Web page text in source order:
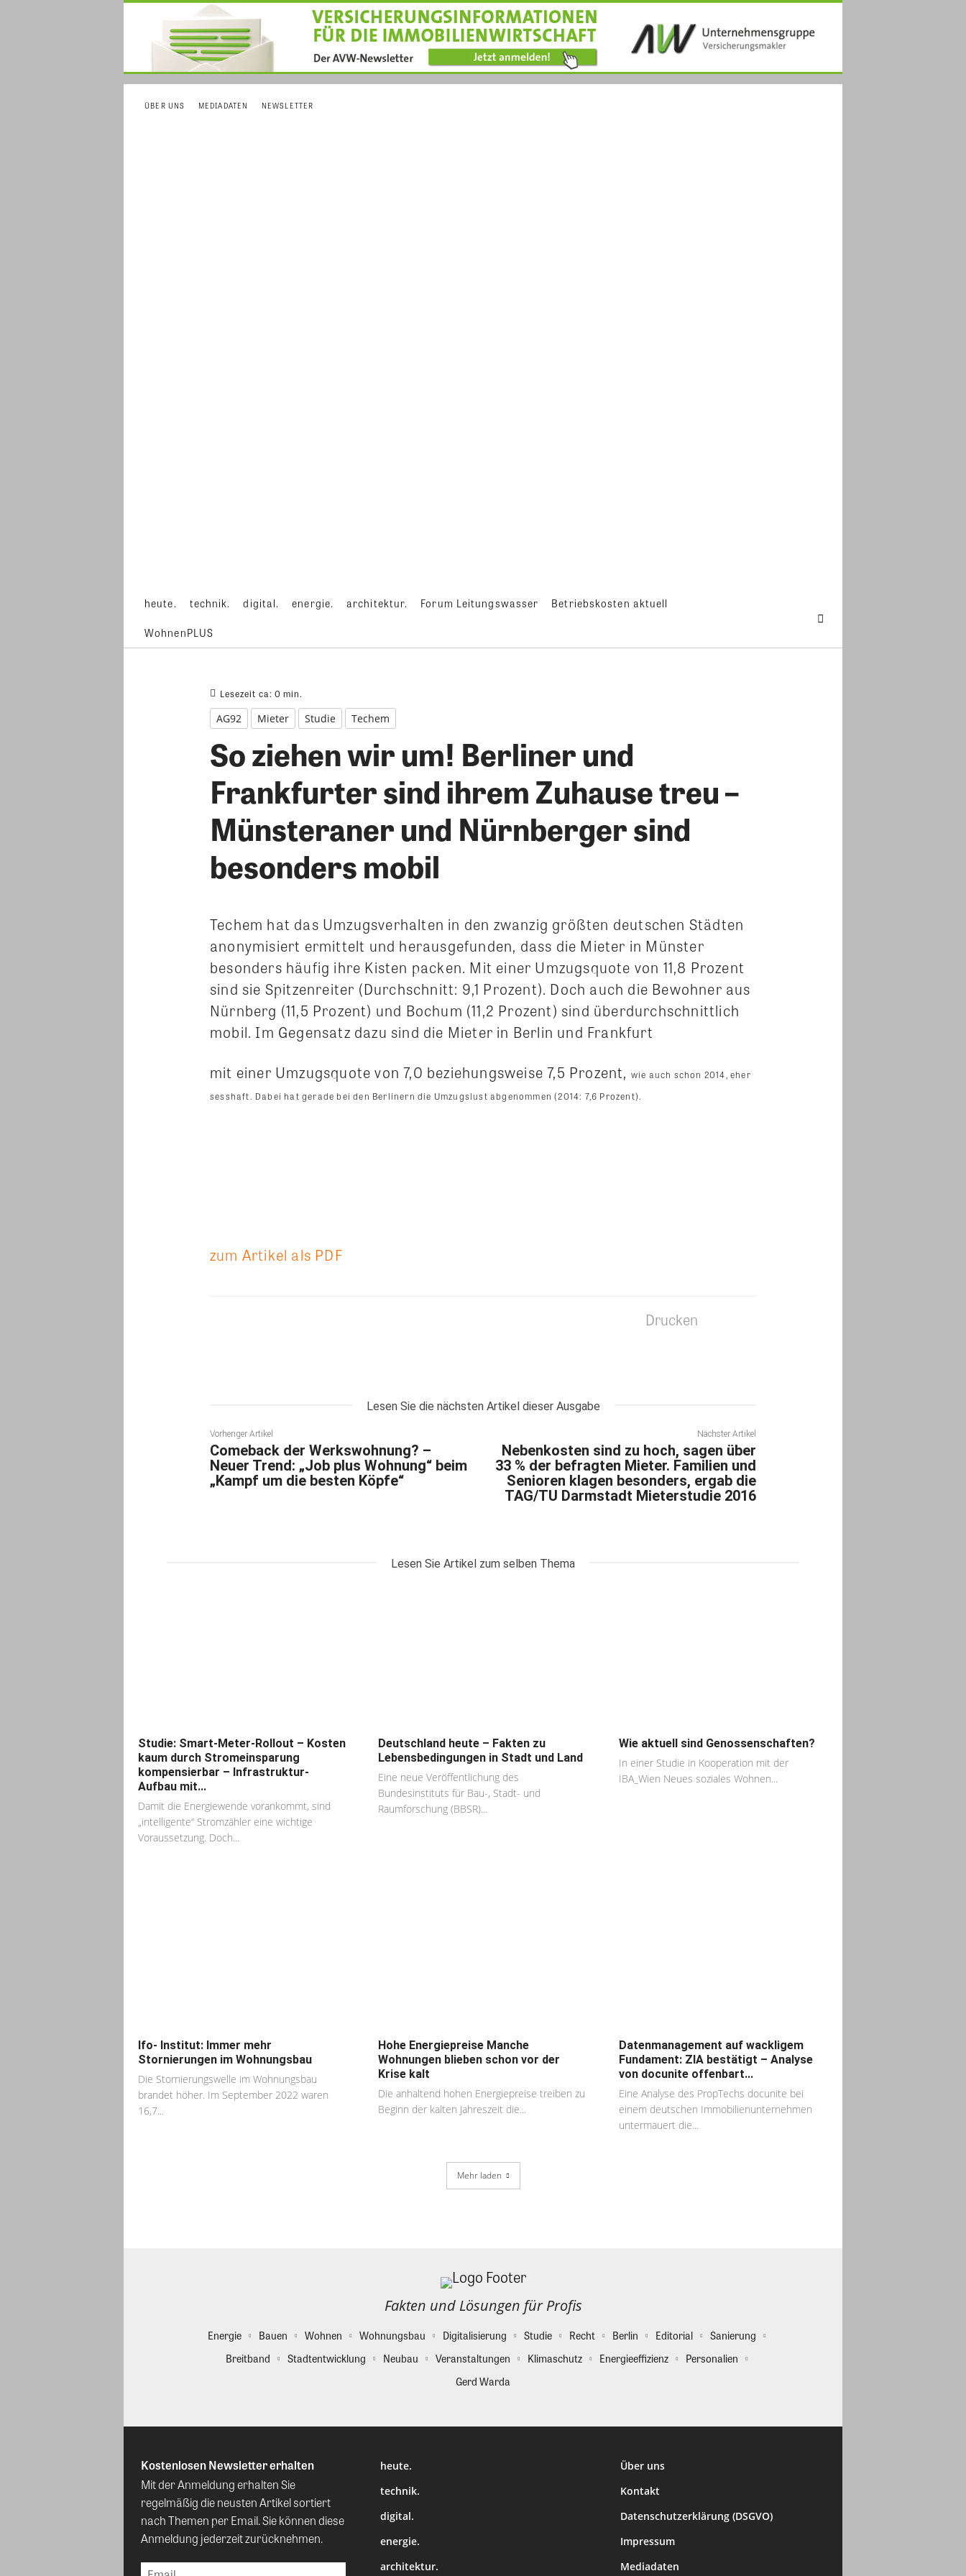
ÜBER UNS MEDIADATEN NEWSLETTER
heute. technik. digital. energie. architektur. Forum Leitungswasser Betriebskosten aktuell
WohnenPLUS
Lesezeit ca: 0 min.
AG92 Mieter Studie Techem
So ziehen wir um! Berliner und
Frankfurter sind ihrem Zuhause treu –
Münsteraner und Nürnberger sind
besonders mobil
Techem hat das Umzugsverhalten in den zwanzig größten deutschen Städten
anonymisiert ermittelt und herausgefunden, dass die Mieter in Münster
besonders häufig ihre Kisten packen. Mit einer Umzugsquote von 11,8 Prozent
sind sie Spitzenreiter (Durchschnitt: 9,1 Prozent). Doch auch die Bewohner aus
Nürnberg (11,5 Prozent) und Bochum (11,2 Prozent) sind überdurchschnittlich
mobil. Im Gegensatz dazu sind die Mieter in Berlin und Frankfurt
mit einer Umzugsquote von 7,0 beziehungsweise 7,5 Prozent, wie auch schon 2014, eher
sesshaft. Dabei hat gerade bei den Berlinern die Umzugslust abgenommen (2014: 7,6 Prozent).
zum Artikel als PDF
Drucken
Lesen Sie die nächsten Artikel dieser Ausgabe
Vorheriger Artikel
Comeback der Werkswohnung? –
Neuer Trend: „Job plus Wohnung“ beim
„Kampf um die besten Köpfe“
Nächster Artikel
Nebenkosten sind zu hoch, sagen über
33 % der befragten Mieter. Familien und
Senioren klagen besonders, ergab die
TAG/TU Darmstadt Mieterstudie 2016
Lesen Sie Artikel zum selben Thema
Studie: Smart-Meter-Rollout – Kosten
kaum durch Stromeinsparung
kompensierbar – Infrastruktur-
Aufbau mit...
Damit die Energiewende vorankommt, sind
„intelligente“ Stromzähler eine wichtige
Voraussetzung. Doch...
Deutschland heute – Fakten zu
Lebensbedingungen in Stadt und Land
Eine neue Veröffentlichung des
Bundesinstituts für Bau-, Stadt- und
Raumforschung (BBSR)...
Wie aktuell sind Genossenschaften?
In einer Studie in Kooperation mit der
IBA_Wien Neues soziales Wohnen...
Ifo- Institut: Immer mehr
Stornierungen im Wohnungsbau
Die Stornierungswelle im Wohnungsbau
brandet höher. Im September 2022 waren
16,7...
Hohe Energiepreise Manche
Wohnungen blieben schon vor der
Krise kalt
Die anhaltend hohen Energiepreise treiben zu
Beginn der kalten Jahreszeit die...
Datenmanagement auf wackligem
Fundament: ZIA bestätigt – Analyse
von docunite offenbart...
Eine Analyse des PropTechs docunite bei
einem deutschen Immobilienunternehmen
untermauert die...
Mehr laden
Fakten und Lösungen für Profis
Energie Bauen Wohnen Wohnungsbau Digitalisierung Studie Recht Berlin Editorial
Sanierung
Breitband
Stadtentwicklung Neubau Veranstaltungen Klimaschutz Energieeffizienz
Personalien
Gerd Warda
Kostenlosen Newsletter erhalten
Mit der Anmeldung erhalten Sie
regelmäßig die neusten Artikel sortiert
nach Themen per Email. Sie können diese
Anmeldung jederzeit zurücknehmen.
heute.
technik.
digital.
energie.
architektur.
Über uns
Kontakt
Datenschutzerklärung (DSGVO)
Impressum
Mediadaten